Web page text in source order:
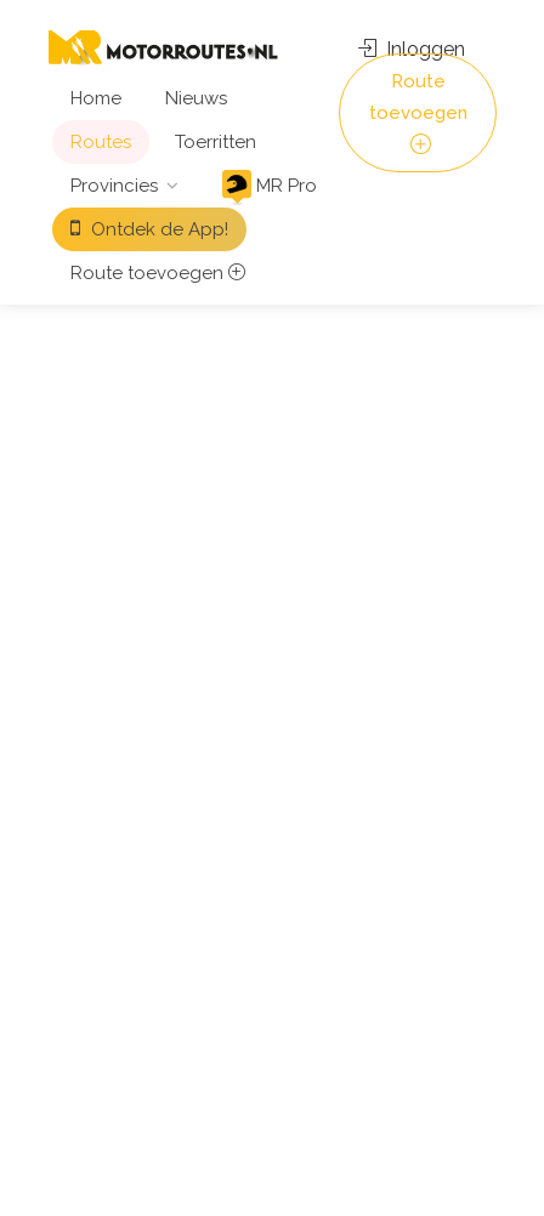
Home
Nieuws
Routes
Toerritten
Provincies
MR Pro
Ontdek de App!
Route toevoegen
Inloggen
Route
toevoegen